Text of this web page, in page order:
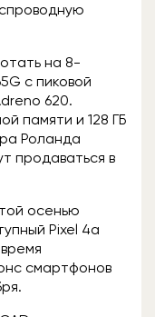
на 8-
с пиковой
620.
памяти и 128 ГБ
Роланда
продаваться в
осенью
Pixel 4a
смартфонов